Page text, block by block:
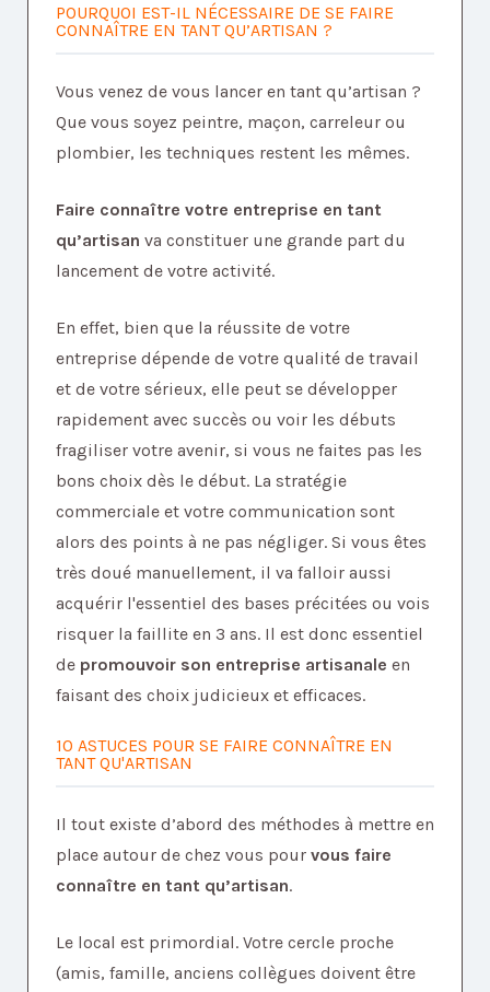
POURQUOI EST-IL NÉCESSAIRE DE SE FAIRE
CONNAÎTRE EN TANT QU’ARTISAN ?
Vous venez de vous lancer en tant qu’artisan ?
Que vous soyez peintre, maçon, carreleur ou
plombier, les techniques restent les mêmes.
Faire connaître votre entreprise en tant
qu’artisan va constituer une grande part du
lancement de votre activité.
En effet, bien que la réussite de votre
entreprise dépende de votre qualité de travail
et de votre sérieux, elle peut se développer
rapidement avec succès ou voir les débuts
fragiliser votre avenir, si vous ne faites pas les
bons choix dès le début. La stratégie
commerciale et votre communication sont
alors des points à ne pas négliger. Si vous êtes
très doué manuellement, il va falloir aussi
acquérir l'essentiel des bases précitées ou vois
risquer la faillite en 3 ans. Il est donc essentiel
de promouvoir son entreprise artisanale en
faisant des choix judicieux et efficaces.
10 ASTUCES POUR SE FAIRE CONNAÎTRE EN
TANT QU'ARTISAN
Il tout existe d’abord des méthodes à mettre en
place autour de chez vous pour vous faire
connaître en tant qu’artisan.
Le local est primordial. Votre cercle proche
(amis, famille, anciens collègues doivent être